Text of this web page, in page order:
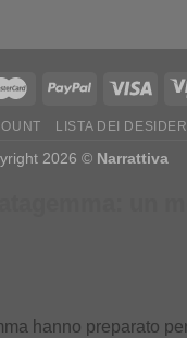
LISTA DEI DESIDERI
2026 © Narrattiva
hanno preparato